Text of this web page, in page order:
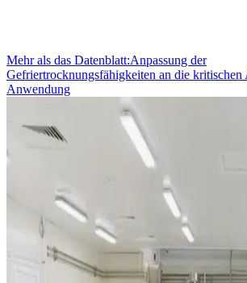
Mehr als das Datenblatt:Anpassung der
Gefriertrocknungsfähigkeiten an die
Anwendung